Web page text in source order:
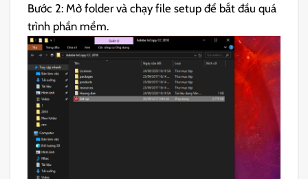
Bước 2: Mở folder và chạy file setup để bắt đầu quá
trình phần mềm.